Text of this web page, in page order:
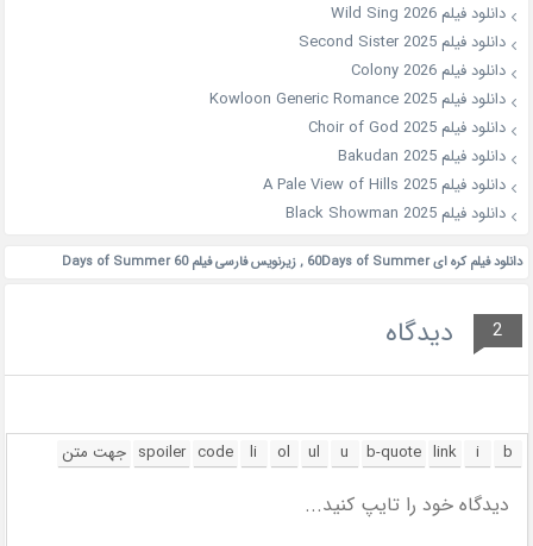
دانلود فیلم Wild Sing 2026
دانلود فیلم Second Sister 2025
دانلود فیلم Colony 2026
دانلود فیلم Kowloon Generic Romance 2025
دانلود فیلم Choir of God 2025
دانلود فیلم Bakudan 2025
دانلود فیلم A Pale View of Hills 2025
دانلود فیلم Black Showman 2025
دانلود فیلم کره ای 60Days of Summer ,زیرنویس فارسی فیلم 60 Days of Summer
2 دیدگاه